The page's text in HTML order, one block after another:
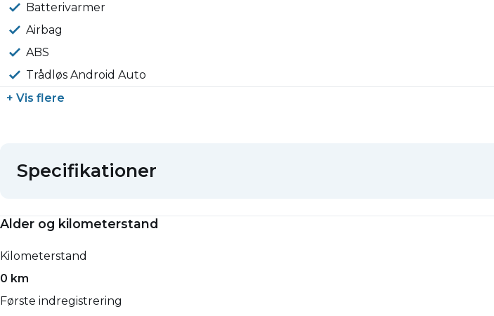
Batterivarmer
Airbag
ABS
Trådløs Android Auto
+ Vis flere
Specifikationer
Alder og kilometerstand
Kilometerstand
0 km
Første indregistrering